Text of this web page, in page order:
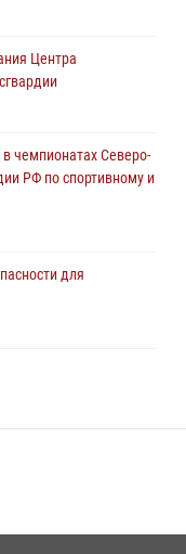
в розыск
кражи в
Центра
чемпионатах Северо-
РФ по спортивному и
для
хулигана,